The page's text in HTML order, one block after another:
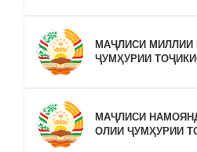
МАҶЛИСИ МИЛЛИИ
ҶУМҲУРИИ
МАҶЛИСИ
ОЛИИ ҶУМҲУРИИ